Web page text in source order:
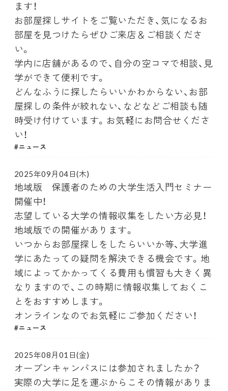
ます！
お部屋探しサイトをご覧いただき、気になるお
部屋を見つけたらぜひご来店＆ご相談くださ
い。
学内に店舗があるので、自分の空コマで相談、見
学ができて便利です。
どんなふうに探したらいいかわからない、お部
屋探しの条件が絞れない、などなどご相談も随
時受け付けています。お気軽にお問合せくださ
い！
ニュース
2025年09月04日(木)
地域版 保護者のための大学生活入門セミナー
開催中！
志望している大学の情報収集をしたい方必見！
地域版での開催があります。
いつからお部屋探しをしたらいいか等、大学進
学にあたっての疑問を解決できる機会です。地
域によってかかってくる費用も慣習も大きく異
なりますので、この時期に情報収集しておくこ
とをおすすめします。
オンラインなのでお気軽にご参加ください！
ニュース
2025年08月01日(金)
オープンキャンパスには参加されましたか？
実際の大学に足を運ぶからこその情報がありま